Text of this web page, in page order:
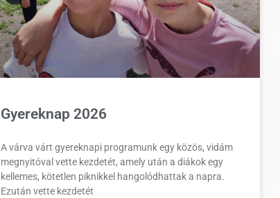
Gyereknap 2026
A várva várt gyereknapi programunk egy közös, vidám
megnyitóval vette kezdetét, amely után a diákok egy
kellemes, kötetlen piknikkel hangolódhattak a napra.
Ezután vette kezdetét